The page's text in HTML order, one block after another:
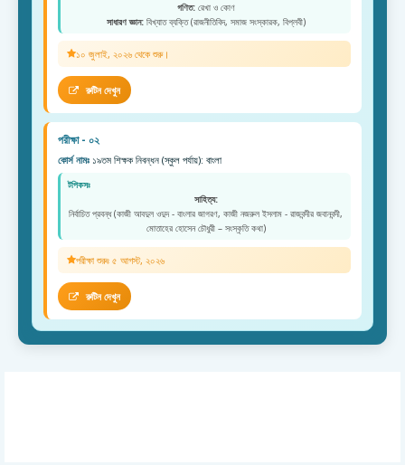
গণিত:রেখা ও কোণ
সাধারণ জ্ঞান:বিখ্যাত ব্যক্তি (রাজনীতিবিদ, সমাজ সংস্কারক, বিপ্লবী)
১০ জুলাই, ২০২৬ থেকে শুরু।
রুটিন দেখুন
পরীক্ষা - ০২
কোর্স নামঃ ১৯তম শিক্ষক নিবন্ধন (স্কুল পর্যায়): বাংলা
টপিকসঃ
সাহিত্য:
নির্বাচিত প্রবন্ধ (কাজী আবদুল ওদুদ - বাংলার জাগরণ, কাজী নজরুল ইসলাম - রাজবন্দীর জবানবন্দী,
মোতাহের হোসেন চৌধুরী – সংস্কৃতি কথা)
পরীক্ষা শুরুঃ ৫ আগস্ট, ২০২৬
রুটিন দেখুন